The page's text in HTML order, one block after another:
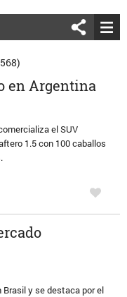
en Argentina
el SUV
1.5 con 100 caballos
y se destaca por el